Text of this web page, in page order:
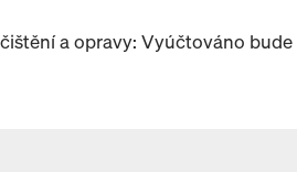
a opravy: Vyúčtováno